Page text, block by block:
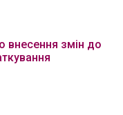
внесення змін до